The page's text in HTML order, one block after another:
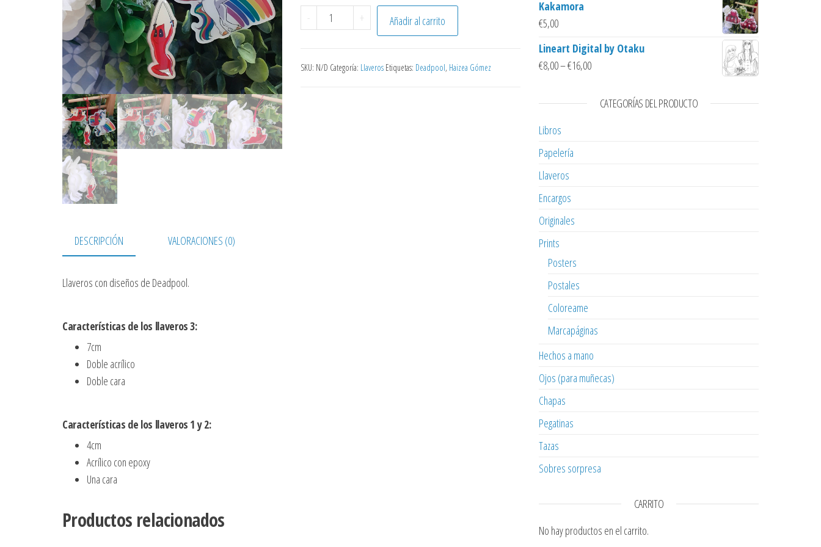
- Deadpool cantidad
+ Añadir al carrito
SKU: N/D Categoría: Llaveros Etiquetas: Deadpool, Haizea Gómez
DESCRIPCIÓN VALORACIONES (0)
Llaveros con diseños de Deadpool.
Características de los llaveros 3:
7cm
Doble acrílico
Doble cara
Características de los llaveros 1 y 2:
4cm
Acrílico con epoxy
Una cara
Productos relacionados
Kakamora
€5,00
Lineart Digital by Otaku
€8,00–€16,00
CATEGORÍAS DEL PRODUCTO
Libros
Papelería
Llaveros
Encargos
Originales
Prints
Posters
Postales
Coloreame
Marcapáginas
Hechos a mano
Ojos (para muñecas)
Chapas
Pegatinas
Tazas
Sobres sorpresa
CARRITO
No hay productos en el carrito.